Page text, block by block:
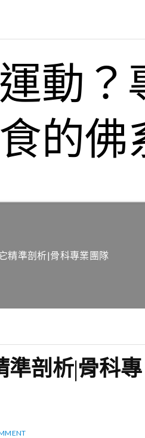
動？
的佛
精準剖析|骨科專業團隊
剖析|骨科專